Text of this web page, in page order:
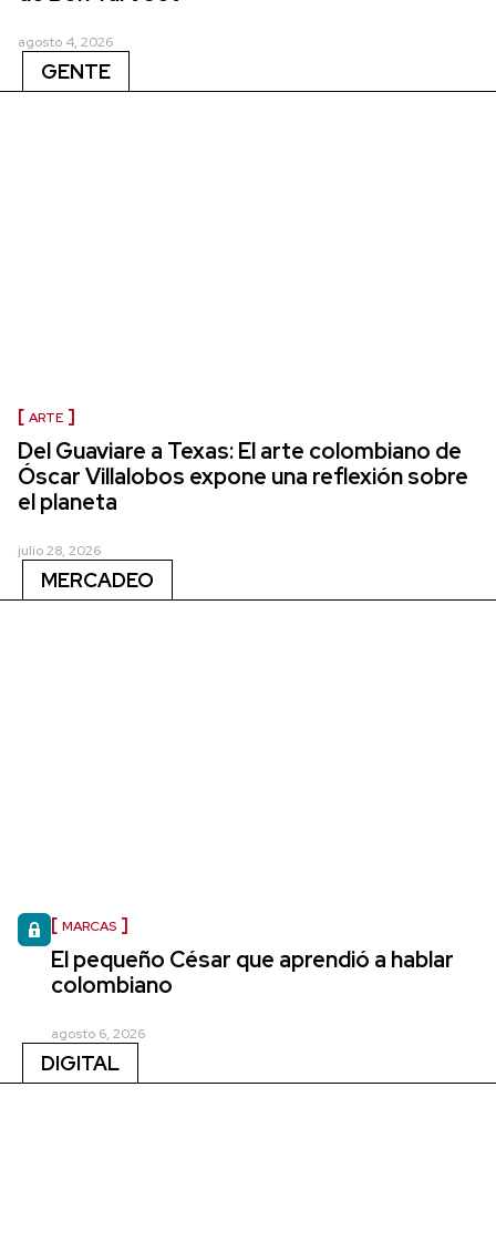
agosto 4, 2026
GENTE
ARTE
Del Guaviare a Texas: El arte colombiano de
Óscar Villalobos expone una reflexión sobre
el planeta
julio 28, 2026
MERCADEO
MARCAS
El pequeño César que aprendió a hablar
colombiano
agosto 6, 2026
DIGITAL